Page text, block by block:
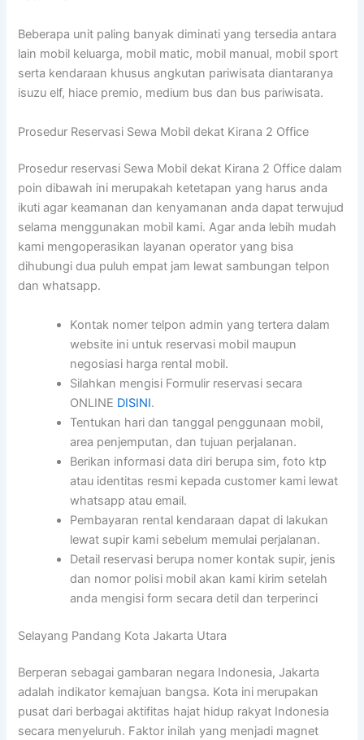
Beberapa unit paling banyak diminati yang tersedia antara
lain mobil keluarga, mobil matic, mobil manual, mobil sport
serta kendaraan khusus angkutan pariwisata diantaranya
isuzu elf, hiace premio, medium bus dan bus pariwisata.
Prosedur Reservasi Sewa Mobil dekat Kirana 2 Office
Prosedur reservasi Sewa Mobil dekat Kirana 2 Office dalam
poin dibawah ini merupakah ketetapan yang harus anda
ikuti agar keamanan dan kenyamanan anda dapat terwujud
selama menggunakan mobil kami. Agar anda lebih mudah
kami mengoperasikan layanan operator yang bisa
dihubungi dua puluh empat jam lewat sambungan telpon
dan whatsapp.
Kontak nomer telpon admin yang tertera dalam
website ini untuk reservasi mobil maupun
negosiasi harga rental mobil.
Silahkan mengisi Formulir reservasi secara
ONLINE DISINI.
Tentukan hari dan tanggal penggunaan mobil,
area penjemputan, dan tujuan perjalanan.
Berikan informasi data diri berupa sim, foto ktp
atau identitas resmi kepada customer kami lewat
whatsapp atau email.
Pembayaran rental kendaraan dapat di lakukan
lewat supir kami sebelum memulai perjalanan.
Detail reservasi berupa nomer kontak supir, jenis
dan nomor polisi mobil akan kami kirim setelah
anda mengisi form secara detil dan terperinci
Selayang Pandang Kota Jakarta Utara
Berperan sebagai gambaran negara Indonesia, Jakarta
adalah indikator kemajuan bangsa. Kota ini merupakan
pusat dari berbagai aktifitas hajat hidup rakyat Indonesia
secara menyeluruh. Faktor inilah yang menjadi magnet